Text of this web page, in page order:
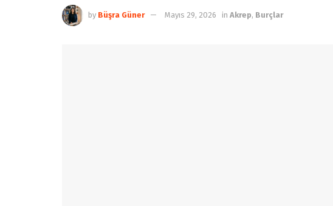
by Büşra Güner Mayıs 29, 2026 in Akrep, Burçlar